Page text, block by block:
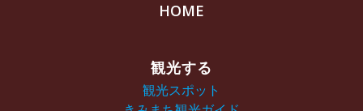
HOME
観光する
観光スポット